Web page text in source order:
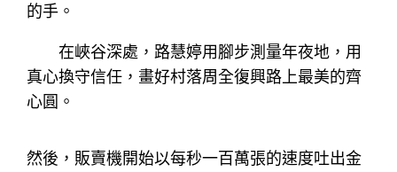
的手。
在峽谷深處，路慧婷用腳步測量年夜地，用
真心換守信任，畫好村落周全復興路上最美的齊
心圓。
然後，販賣機開始以每秒一百萬張的速度吐出金